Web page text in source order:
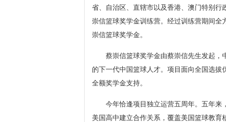
省、自治区、直辖市以及香港、澳门特别
崇信篮球奖学金训练营。经过训练营期间
崇信篮球奖学金。
蔡崇信篮球奖学金由蔡崇信先生发起
的下一代中国篮球人才。项目面向全国选
全额奖学金支持。
今年恰逢项目独立运营五周年。五年
美国高中建立合作关系，覆盖美国篮球教